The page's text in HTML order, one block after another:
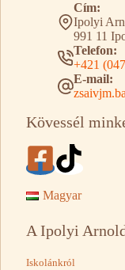
Cím:
Ipolyi
991 11
Telefon:
+421
E-mail:
Kövessél
Magyar
A Ipolyi
Iskolánkról